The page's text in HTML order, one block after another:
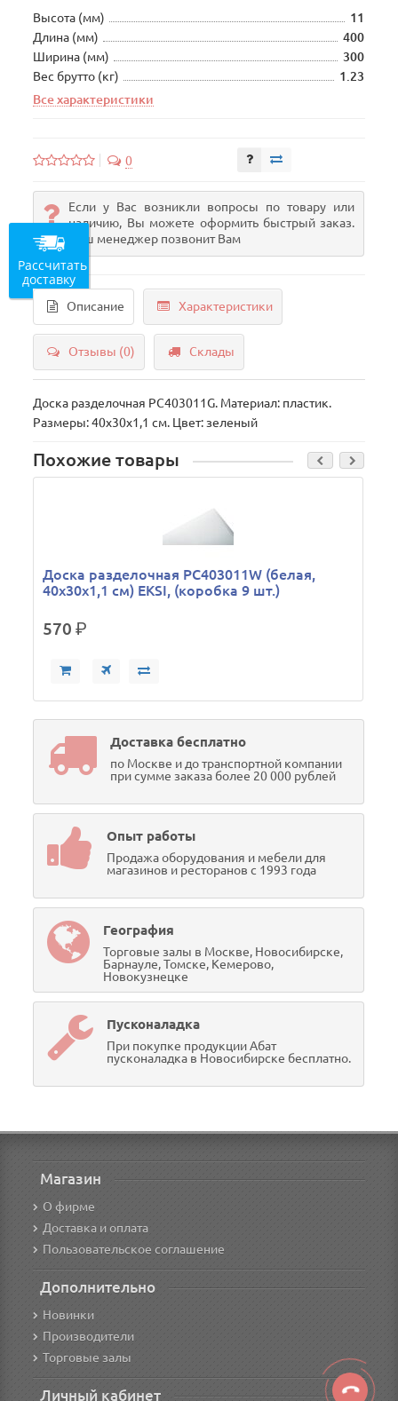
Высота (мм)
11
Длина (мм)
400
Ширина (мм)
300
Вес брутто (кг)
1.23
Все характеристики
0
Если у Вас возникли вопросы по товару или
наличию, Вы можете оформить быстрый заказ.
Наш менеджер позвонит Вам
Описание Характеристики
Отзывы (0) Склады
Доска разделочная PC403011G. Материал: пластик.
Размеры: 40х30х1,1 см. Цвет: зеленый
Похожие товары
Доска разделочная PC403011W (белая,
40х30х1,1 см) EKSI, (коробка 9 шт.)
570р.
Доставка бесплатно
по Москве и до транспортной компании
при сумме заказа более 20 000 рублей
Опыт работы
Продажа оборудования и мебели для
магазинов и ресторанов с 1993 года
География
Торговые залы в Москве, Новосибирске,
Барнауле, Томске, Кемерово,
Новокузнецке
Пусконаладка
При покупке продукции Абат
пусконаладка в Новосибирске бесплатно.
Магазин
О фирме
Доставка и оплата
Пользовательское соглашение
Дополнительно
Новинки
Производители
Торговые залы
Личный кабинет
Рассчитать
доставку